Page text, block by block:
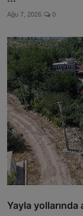
Ağu 7, 2026 0
Yayla yollarında